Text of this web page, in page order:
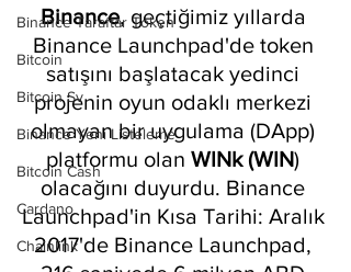
Binance Taraftar Token
Bitcoin
Bitcoin Sv
Binance Yeni Listeleme
Bitcoin Cash
Cardano
Chainlink
Binance, geçtiğimiz yıllarda
Binance Launchpad'de token
satışını başlatacak yedinci
projenin oyun odaklı merkezi
olmayan bir uygulama (DApp)
platformu olan WINk (WIN)
olacağını duyurdu. Binance
Launchpad'in Kısa Tarihi: Aralık
2017'de Binance Launchpad,